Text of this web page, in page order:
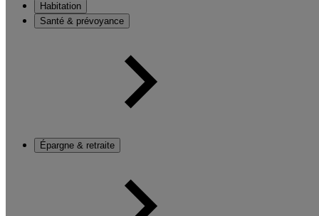
Habitation
Santé & prévoyance
Épargne & retraite